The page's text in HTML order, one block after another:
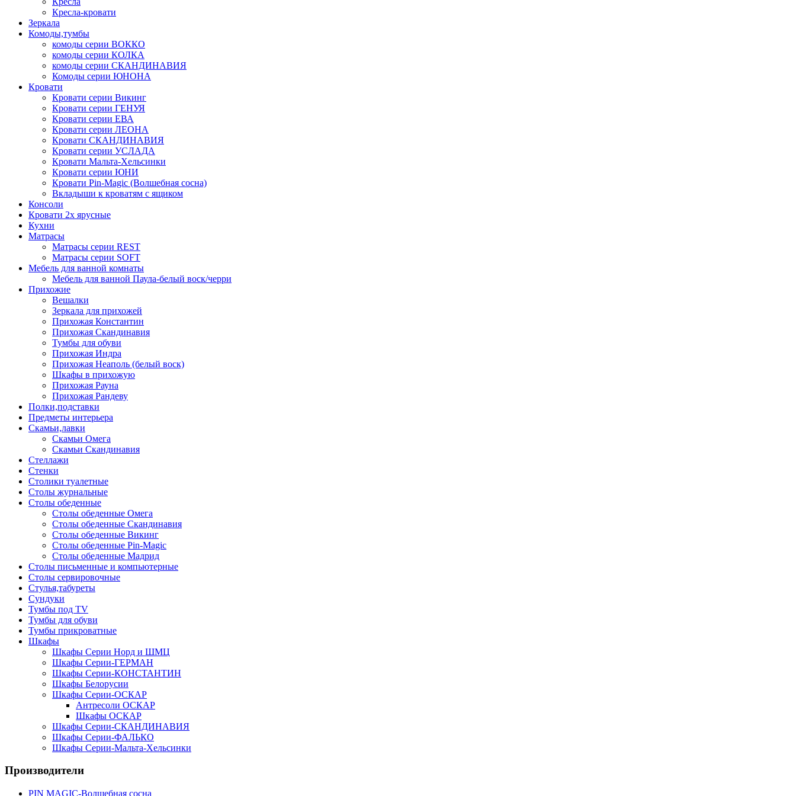
Кресла-кровати
Зеркала
Комоды,тумбы
комоды серии ВОККО
комоды серии КОЛКА
комоды серии СКАНДИНАВИЯ
Комоды серии ЮНОНА
Кровати
Кровати серии Викинг
Кровати серии ГЕНУЯ
Кровати серии ЕВА
Кровати серии ЛЕОНА
Кровати СКАНДИНАВИЯ
Кровати серии УСЛАДА
Кровати Мальта-Хельсинки
Кровати серии ЮНИ
Кровати Pin-Magic (Волшебная сосна)
Вкладыши к кроватям с ящиком
Консоли
Кровати 2х ярусные
Кухни
Матрасы
Матрасы серии REST
Матрасы серии SOFT
Мебель для ванной комнаты
Мебель для ванной Паула-белый воск/черри
Прихожие
Вешалки
Зеркала для прихожей
Прихожая Константин
Прихожая Скандинавия
Тумбы для обуви
Прихожая Индра
Прихожая Неаполь (белый воск)
Шкафы в прихожую
Прихожая Рауна
Прихожая Рандеву
Полки,подставки
Предметы интерьера
Скамьи,лавки
Скамьи Омега
Скамьи Скандинавия
Стеллажи
Стенки
Столики туалетные
Столы журнальные
Столы обеденные
Столы обеденные Омега
Столы обеденные Скандинавия
Столы обеденные Викинг
Столы обеденные Pin-Magic
Столы обеденные Мадрид
Столы письменные и компьютерные
Столы сервировочные
Стулья,табуреты
Сундуки
Тумбы под TV
Тумбы для обуви
Тумбы прикроватные
Шкафы
Шкафы Серии Норд и ШМЦ
Шкафы Серии-ГЕРМАН
Шкафы Серии-КОНСТАНТИН
Шкафы Белорусии
Шкафы Серии-ОСКАР
Антресоли ОСКАР
Шкафы ОСКАР
Шкафы Серии-СКАНДИНАВИЯ
Шкафы Серии-ФАЛЬКО
Шкафы Серии-Мальта-Хельсинки
Производители
PIN MAGIС-Волшебная сосна